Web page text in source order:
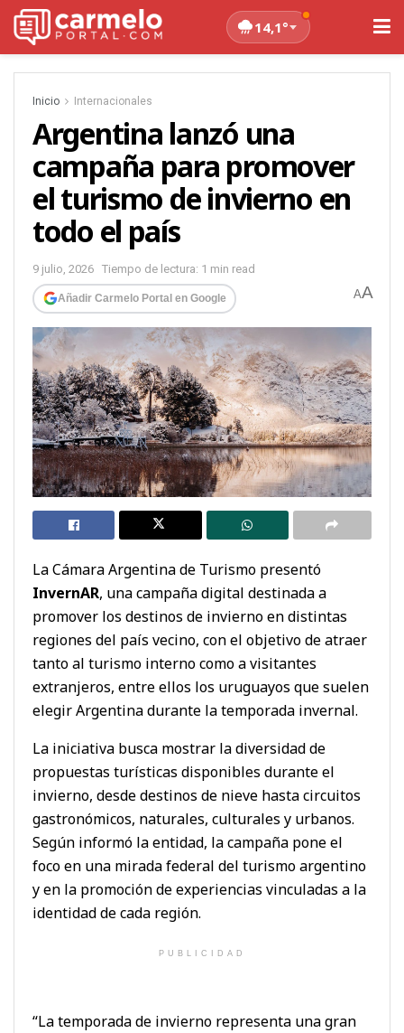
14,1°
Inicio Internacionales
Argentina lanzó una
campaña para promover
el turismo de invierno en
todo el país
9 julio, 2026 Tiempo de lectura: 1 min read
Añadir Carmelo Portal en Google AA
La Cámara Argentina de Turismo presentó
InvernAR, una campaña digital destinada a
promover los destinos de invierno en distintas
regiones del país vecino, con el objetivo de atraer
tanto al turismo interno como a visitantes
extranjeros, entre ellos los uruguayos que suelen
elegir Argentina durante la temporada invernal.
La iniciativa busca mostrar la diversidad de
propuestas turísticas disponibles durante el
invierno, desde destinos de nieve hasta circuitos
gastronómicos, naturales, culturales y urbanos.
Según informó la entidad, la campaña pone el
foco en una mirada federal del turismo argentino
y en la promoción de experiencias vinculadas a la
identidad de cada región.
PUBLICIDAD
“La temporada de invierno representa una gran